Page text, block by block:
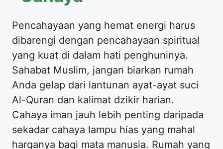
Pencahayaan yang hemat energi harus
dibarengi dengan pencahayaan spiritual
yang kuat di dalam hati penghuninya.
Sahabat Muslim, jangan biarkan rumah
Anda gelap dari lantunan ayat-ayat suci
Al-Quran dan kalimat dzikir harian.
Cahaya iman jauh lebih penting daripada
sekadar cahaya lampu hias yang mahal
harganya bagi mata manusia. Rumah yang